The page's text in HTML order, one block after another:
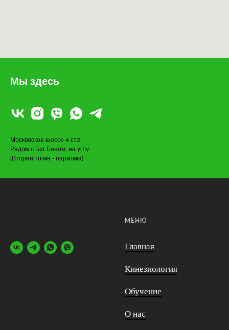
Мы здесь
Московское шоссе 4 ст2
Рядом с Биг Беном, на углу
(Вторая точка - парковка)
МЕНЮ
Главная
Кинезиология
Обучение
О нас